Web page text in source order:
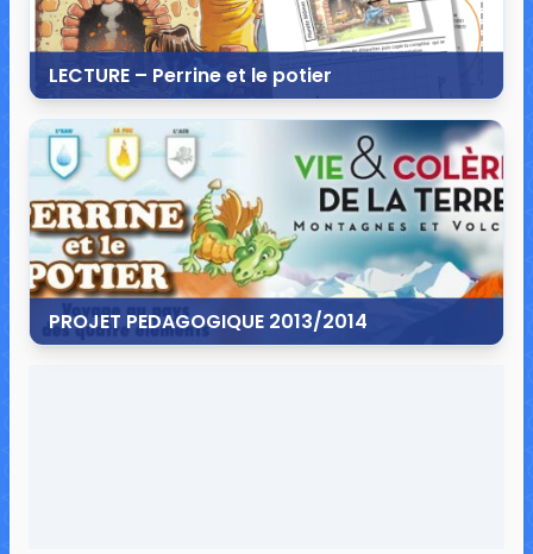
LECTURE – Perrine et le potier
2 octobre 2013
4 commentaires
14 488 vues
PROJET PEDAGOGIQUE 2013/2014